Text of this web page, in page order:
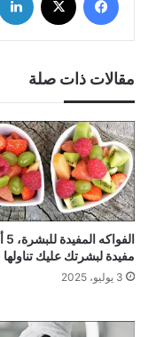
مقالات ذات صلة
مفيدة لبشرتك عليك تناولها
3 يوليو، 2025